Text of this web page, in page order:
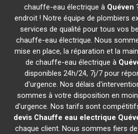
chauffe-eau électrique à Quéven
endroit ! Notre équipe de plombiers
services de qualité pour tous vos
chauffe-eau électrique. Nous
mise en place, la réparation et la
de chauffe-eau électrique à
disponibles 24h/24, 7j/7 pour
d'urgence. Nos délais
sommes à votre disposition en
d'urgence. Nos tarifs sont
devis Chauffe eau electrique
chaque client. Nous sommes fiers